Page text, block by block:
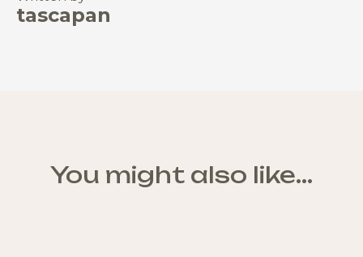
tascapan
You might also like...